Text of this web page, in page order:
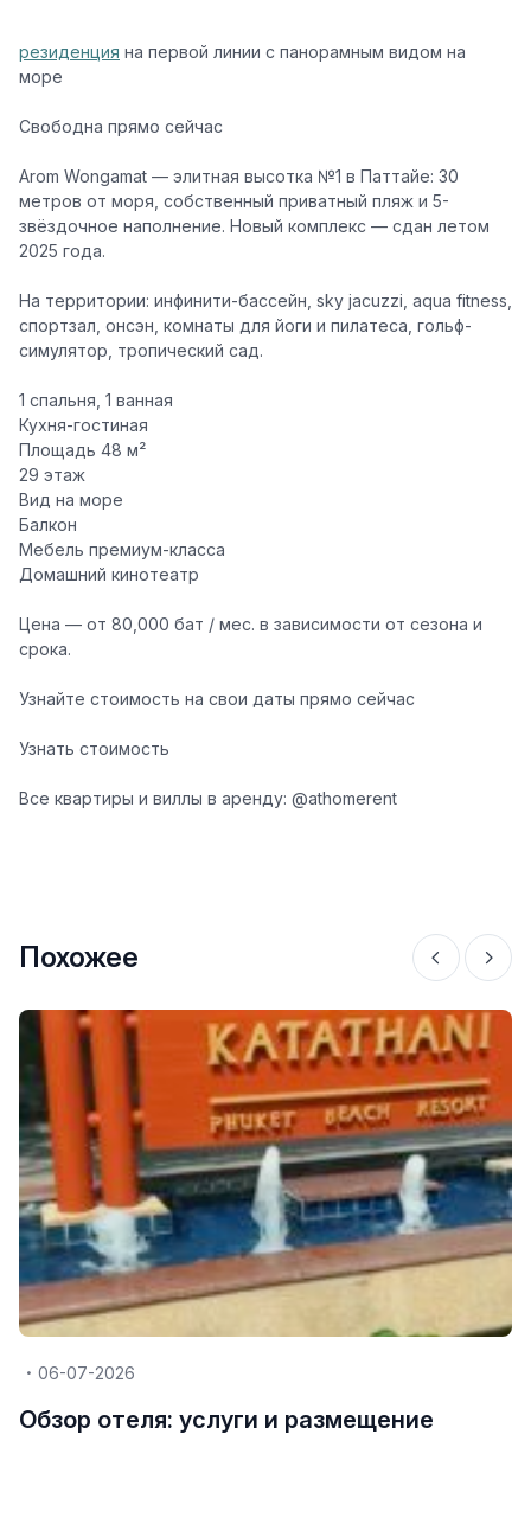
резиденция на первой линии с панорамным видом на
море
Свободна прямо сейчас
Arom Wongamat — элитная высотка №1 в Паттайе: 30
метров от моря, собственный приватный пляж и 5-
звёздочное наполнение. Новый комплекс — сдан летом
2025 года.
На территории: инфинити-бассейн, sky jacuzzi, aqua fitness,
спортзал, онсэн, комнаты для йоги и пилатеса, гольф-
симулятор, тропический сад.
1 спальня, 1 ванная
Кухня-гостиная
Площадь 48 м²
29 этаж
Вид на море
Балкон
Мебель премиум-класса
Домашний кинотеатр
Цена — от 80,000 бат / мес. в зависимости от сезона и
срока.
Узнайте стоимость на свои даты прямо сейчас
Узнать стоимость
Все квартиры и виллы в аренду: @athomerent
Похожее
06-07-2026
Обзор отеля: услуги и размещение